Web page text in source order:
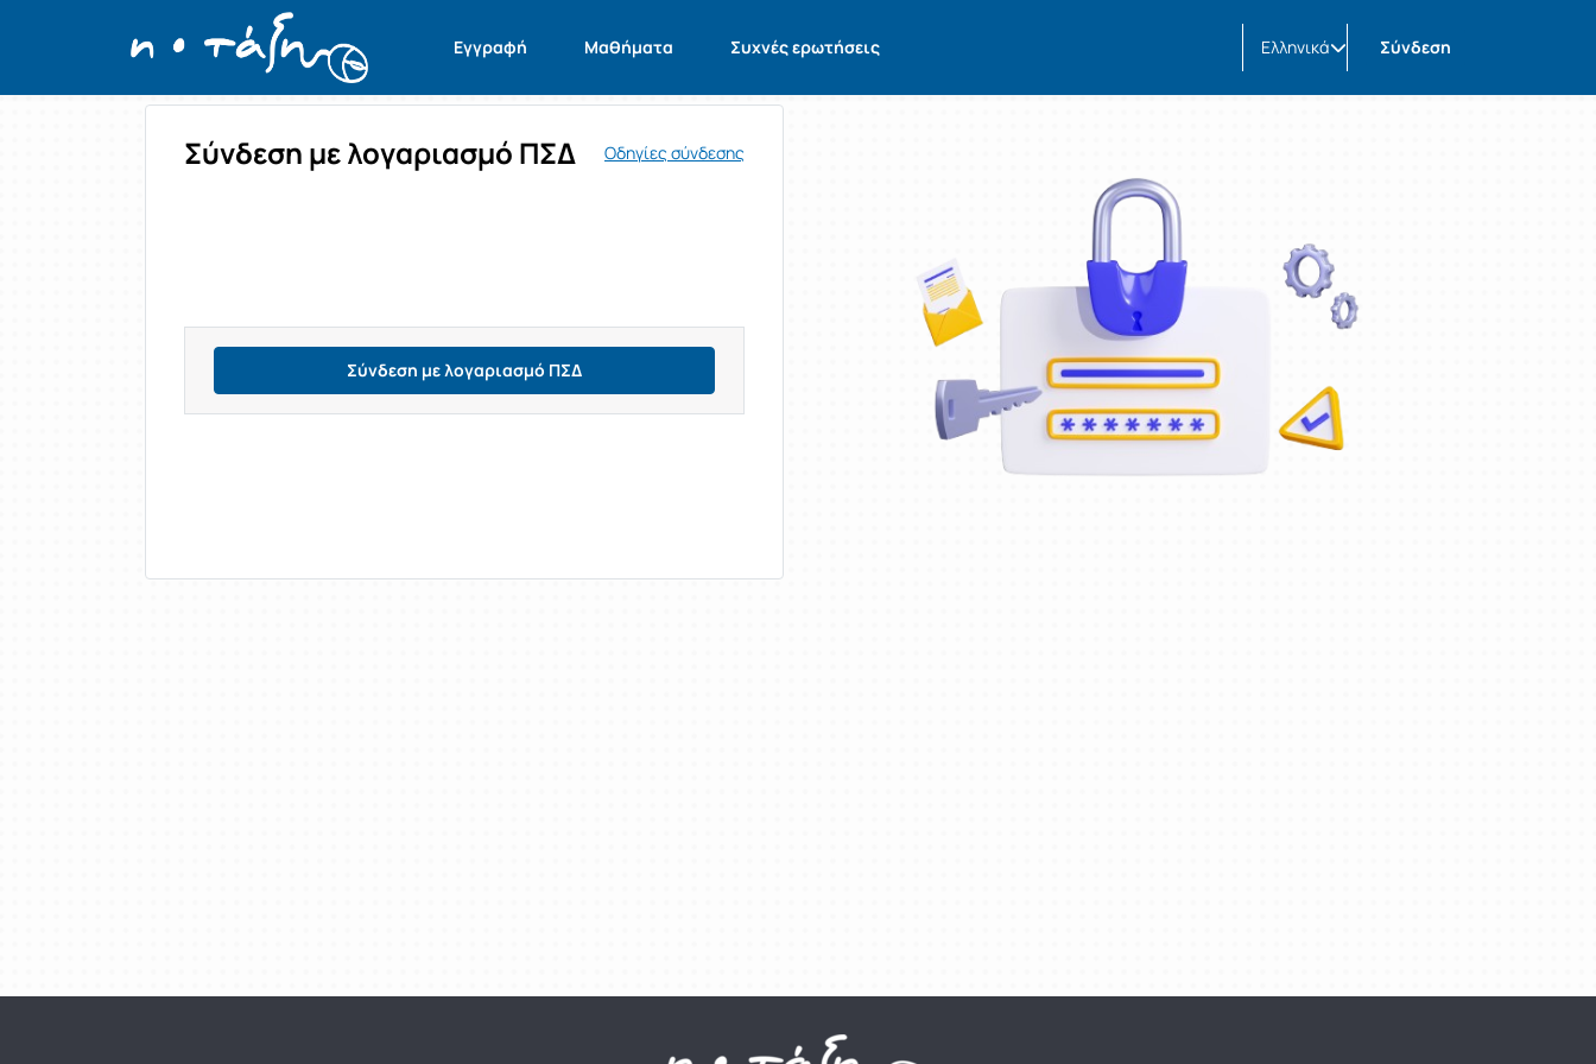
Εγγραφή Μαθήματα Συχνές ερωτήσεις Ελληνικά Σύνδεση
Σύνδεση
Σύνδεση με λογαριασμό ΠΣΔ Οδηγίες σύνδεσης
Σύνδεση με λογαριασμό ΠΣΔ